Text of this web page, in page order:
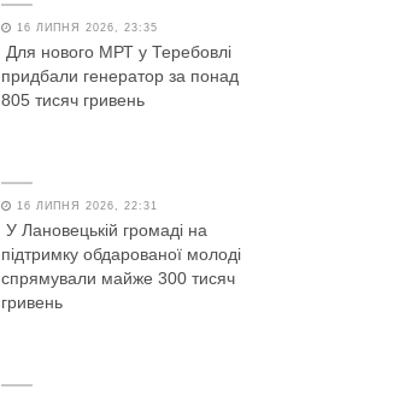
16 ЛИПНЯ 2026, 23:35
Для нового МРТ у Теребовлі
придбали генератор за понад
805 тисяч гривень
16 ЛИПНЯ 2026, 22:31
У Лановецькій громаді на
підтримку обдарованої молоді
спрямували майже 300 тисяч
гривень